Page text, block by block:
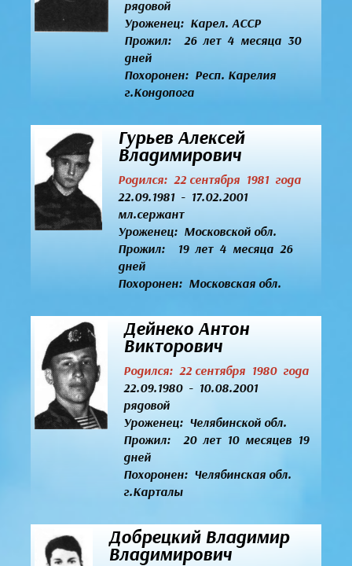
рядовой
Уроженец: Карел. АССР
Прожил: 26 лет 4 месяца 30
дней
Похоронен: Респ. Карелия
г.Кондопога
Гурьев Алексей
Владимирович
Родился: 22 сентября 1981 года
22.09.1981 - 17.02.2001
мл.сержант
Уроженец: Московской обл.
Прожил: 19 лет 4 месяца 26
дней
Похоронен: Московская обл.
Дейнеко Антон
Викторович
Родился: 22 сентября 1980 года
22.09.1980 - 10.08.2001
рядовой
Уроженец:Челябинской обл.
Прожил: 20 лет 10 месяцев 19
дней
Похоронен: Челябинская обл.
г.Карталы
Добрецкий Владимир
Владимирович